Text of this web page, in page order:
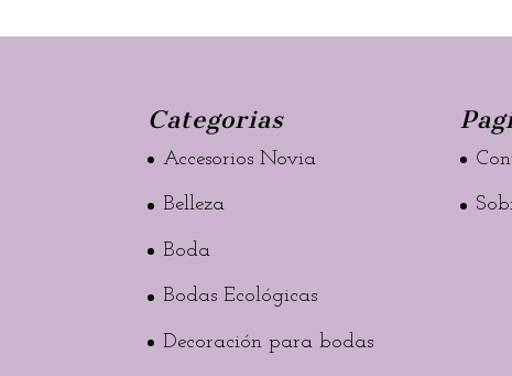
Categorias
Accesorios Novia
Belleza
Boda
Bodas Ecológicas
Decoración para bodas